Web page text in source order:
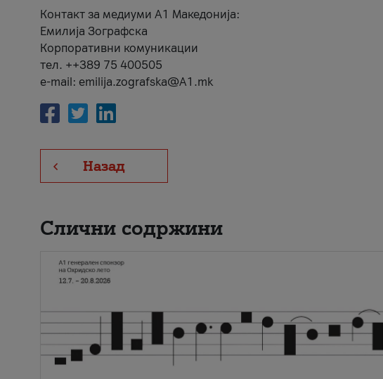
Контакт за медиуми А1 Македонија:
Емилија Зографска
Корпоративни комуникации
тел. ++389 75 400505
e-mail: emilija.zografska@A1.mk
Назад
Слични содржини